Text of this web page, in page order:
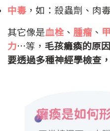
中毒 ，如：殺蟲劑、肉
其它像是血栓 、 腫瘤 、
力…等， 毛孩癱瘓的原
要透過多種神經學檢查